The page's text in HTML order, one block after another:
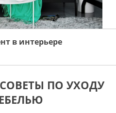
в интерьере
ПО УХОДУ